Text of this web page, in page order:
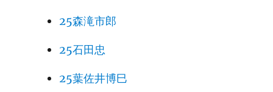
25森滝市郎
25石田忠
25葉佐井博巳